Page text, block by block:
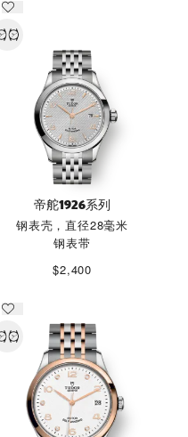
帝舵1926系列
钢表壳，直径28毫米
钢表带
$2,400